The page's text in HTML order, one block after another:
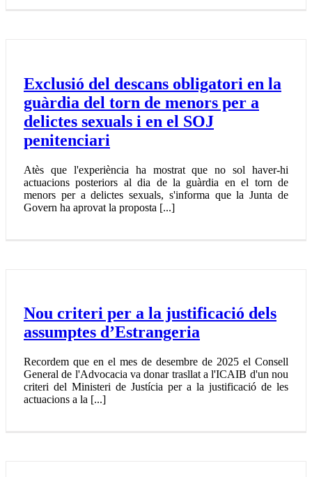
Exclusió del descans obligatori en la
guàrdia del torn de menors per a
delictes sexuals i en el SOJ
penitenciari
Atès que l'experiència ha mostrat que no sol haver-hi
actuacions posteriors al dia de la guàrdia en el torn de
menors per a delictes sexuals, s'informa que la Junta de
Govern ha aprovat la proposta [...]
Nou criteri per a la justificació dels
assumptes d’Estrangeria
Recordem que en el mes de desembre de 2025 el Consell
General de l'Advocacia va donar trasllat a l'ICAIB d'un nou
criteri del Ministeri de Justícia per a la justificació de les
actuacions a la [...]